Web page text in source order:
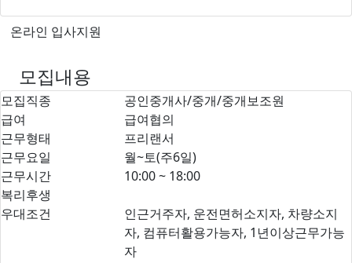
온라인 입사지원
모집내용
모집직종
공인중개사/중개/중개보조원
급여
급여협의
근무형태
프리랜서
근무요일
월~토(주6일)
근무시간
10:00 ~ 18:00
복리후생
우대조건
인근거주자, 운전면허소지자, 차량소지
자, 컴퓨터활용가능자, 1년이상근무가능
자